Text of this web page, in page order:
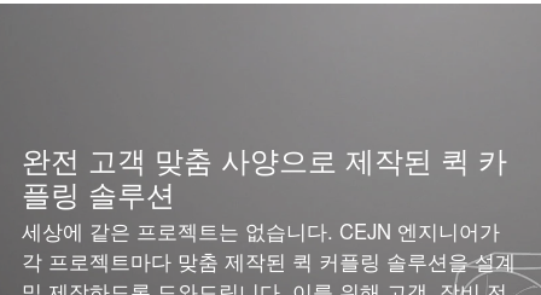
완전 고객 맞춤 사양으로 제작된 퀵 카
플링 솔루션
세상에 같은 프로젝트는 없습니다. CEJN 엔지니어가
각 프로젝트마다 맞춤 제작된 퀵 커플링 솔루션을 설계